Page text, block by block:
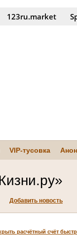
123ru.market
VIP-тусовка
Добавить новость
расчётный счёт